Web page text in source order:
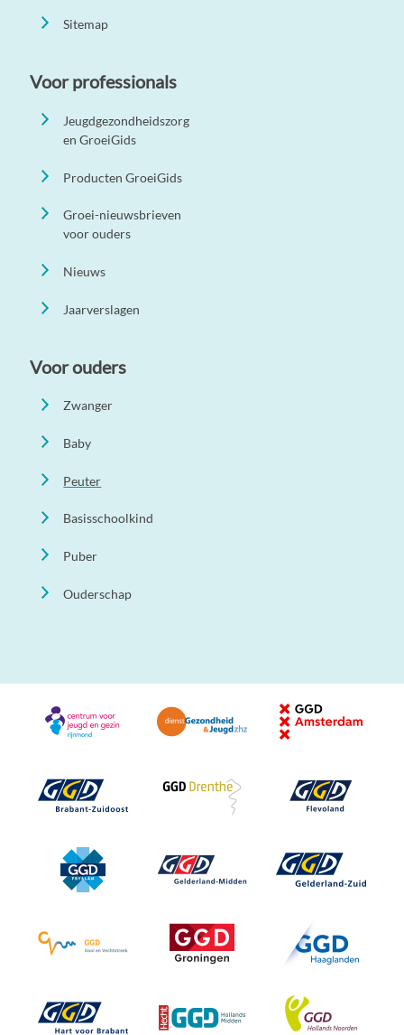
Sitemap
Voor professionals
Jeugdgezondheidszorg
en GroeiGids
Producten GroeiGids
Groei-nieuwsbrieven
voor ouders
Nieuws
Jaarverslagen
Voor ouders
Zwanger
Baby
Peuter
Basisschoolkind
Puber
Ouderschap